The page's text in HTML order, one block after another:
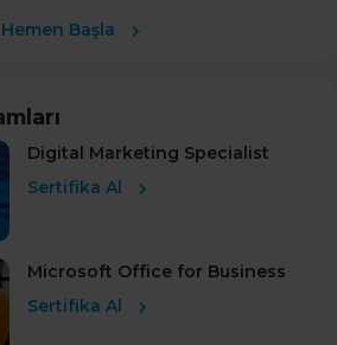
Hemen Başla
Digital Marketing Specialist
Sertifika Al
Microsoft Office for Business
Sertifika Al